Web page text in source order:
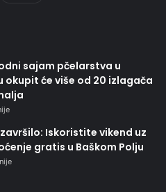
sajam pčelarstva u
okupit će više od 20 izlagača
Iskoristite vikend uz
gratis u Baškom Polju